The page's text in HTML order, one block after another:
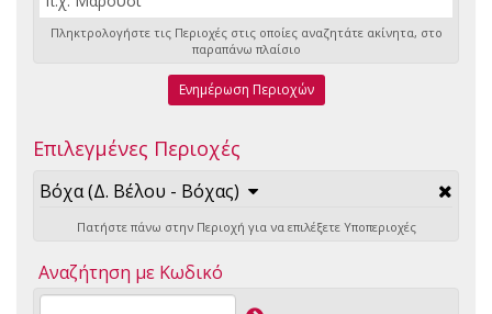
Πληκτρολογήστε τις Περιοχές στις οποίες αναζητάτε ακίνητα, στο
παραπάνω πλαίσιο
Ενημέρωση Περιοχών
Επιλεγμένες Περιοχές
Βόχα (Δ. Βέλου - Βόχας)
Πατήστε πάνω στην Περιοχή για να επιλέξετε Υποπεριοχές
Αναζήτηση με Κωδικό